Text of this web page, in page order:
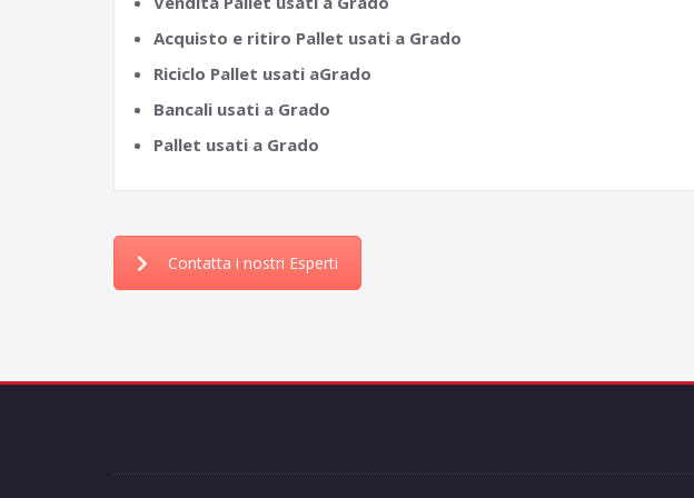
Acquisto e ritiro Pallet usati a Grado
Riciclo Pallet usati aGrado
Bancali usati a Grado
Pallet usati a Grado
Contatta i nostri Esperti